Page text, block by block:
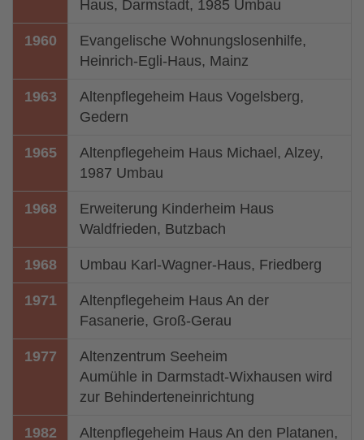
Haus, Darmstadt, 1985 Umbau
1960
Evangelische Wohnungslosenhilfe,
Heinrich-Egli-Haus, Mainz
1963
Altenpflegeheim Haus Vogelsberg,
Gedern
1965
Altenpflegeheim Haus Michael, Alzey,
1987 Umbau
1968
Erweiterung Kinderheim Haus
Waldfrieden, Butzbach
1968 Umbau Karl-Wagner-Haus, Friedberg
1971
Altenpflegeheim Haus An der
Fasanerie, Groß-Gerau
1977
Altenzentrum Seeheim
Aumühle in Darmstadt-Wixhausen wird
zur Behinderteneinrichtung
1982
Altenpflegeheim Haus An den Platanen,